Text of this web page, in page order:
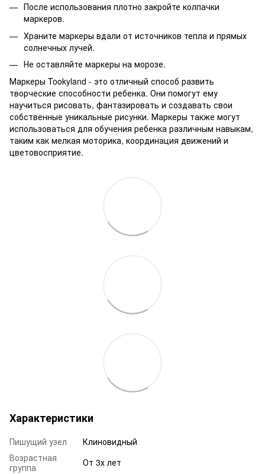
После использования плотно закройте колпачки
маркеров.
Храните маркеры вдали от источников тепла и прямых
солнечных лучей.
Не оставляйте маркеры на морозе.
Маркеры Tookyland - это отличный способ развить
творческие способности ребенка. Они помогут ему
научиться рисовать, фантазировать и создавать свои
собственные уникальные рисунки. Маркеры также могут
использоваться для обучения ребенка различным навыкам,
таким как мелкая моторика, координация движений и
цветовосприятие.
Характеристики
Пишущий узел
Клиновидный
Возрастная
группа
От 3х лет